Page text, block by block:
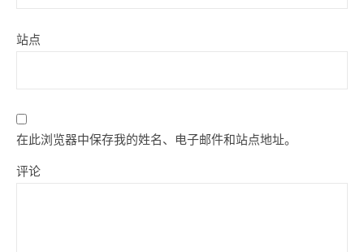
站点
在此浏览器中保存我的姓名、电子邮件和站点地址。
评论